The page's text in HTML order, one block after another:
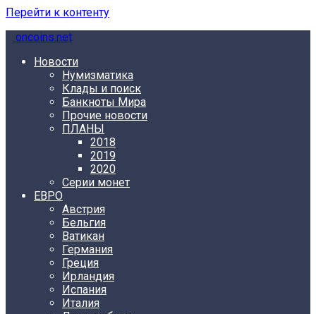
Перейти к контенту
oncoins.net
Новости
Нумизматика
Клады и поиск
Банкноты Мира
Прочие новости
ПЛАНЫ
2018
2019
2020
Серии монет
ЕВРО
Австрия
Бельгия
Ватикан
Германия
Греция
Ирландия
Испания
Италия